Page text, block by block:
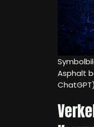
Asphalt
ChatGPT)